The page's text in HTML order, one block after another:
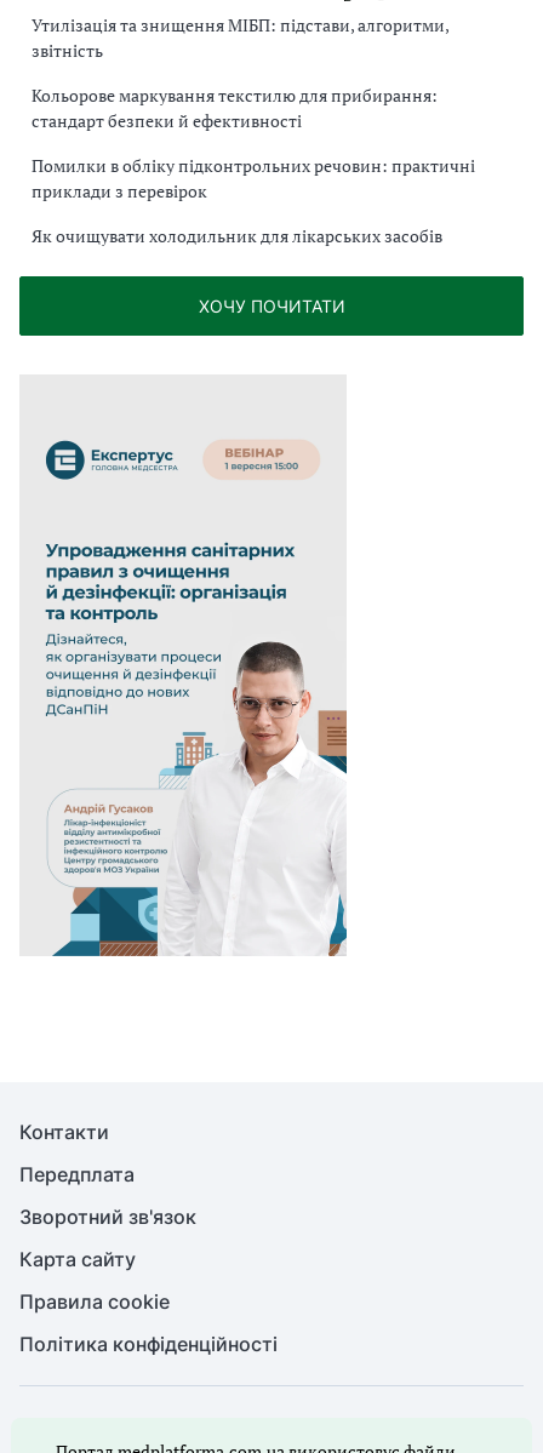
Утилізація та знищення МІБП: підстави, алгоритми,
звітність
Кольорове маркування текстилю для прибирання:
стандарт безпеки й ефективності
Помилки в обліку підконтрольних речовин: практичні
приклади з перевірок
Як очищувати холодильник для лікарських засобів
ХОЧУ ПОЧИТАТИ
Контакти
Передплата
Зворотний зв'язок
Карта сайту
Правила cookie
Політика конфіденційності